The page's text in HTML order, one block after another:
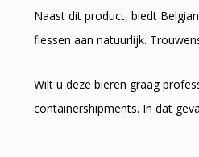
Naast dit product, biedt
flessen aan natuurlijk.
Wilt u deze bieren graag
containershipments. In dat